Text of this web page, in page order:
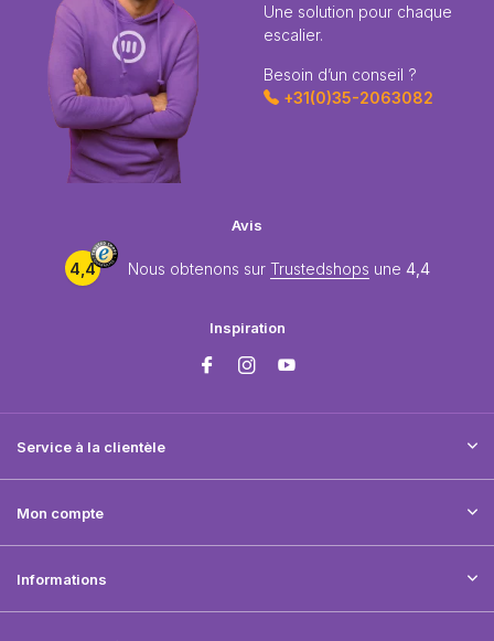
Une solution pour chaque
escalier.
Besoin d’un conseil ?
+31(0)35-2063082
Avis
4,4 Nous obtenons sur Trustedshops une 4,4
Inspiration
Service à la clientèle
Mon compte
Informations